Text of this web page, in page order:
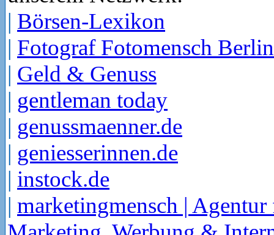
| Börsen-Lexikon
| Fotograf Fotomensch Berlin
| Geld & Genuss
| gentleman today
| genussmaenner.de
| geniesserinnen.de
| instock.de
| marketingmensch | Agentur